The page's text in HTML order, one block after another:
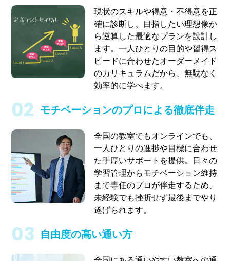
現状のスキルや得意・不得意を正
確に診断し、目指したい理想像か
ら逆算した最適なプランを設計し
ます。一人ひとりの目的や習得ス
ピードに合わせたオーダーメイド
のカリキュラムだから、無駄なく
効率的に学べます。
モチベーションのプロによる徹底伴走
全国の教室でもオンラインでも、
一人ひとりの進捗や目標に合わせ
た手厚いサポートを提供。日々の
学習管理からモチベーション維持
まで専任のプロが伴走するため、
未経験でも挫折せず最後までやり
遂げられます。
自由度の高い通い方